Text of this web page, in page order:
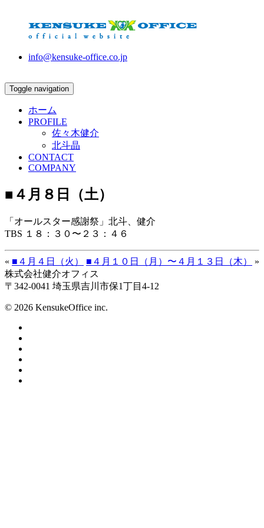
info@kensuke-office.co.jp
Toggle navigation
ホーム
PROFILE
佐々木健介
北斗晶
CONTACT
COMPANY
■４月８日（土）
「オールスター感謝祭」北斗、健介
TBS １８：３０〜２３：４６
« ■４月４日（火） ■４月１０日（月）〜４月１３日（木）
»
株式会社健介オフィス
〒342-0041 埼玉県吉川市保1丁目4-12
© 2026 KensukeOffice inc.